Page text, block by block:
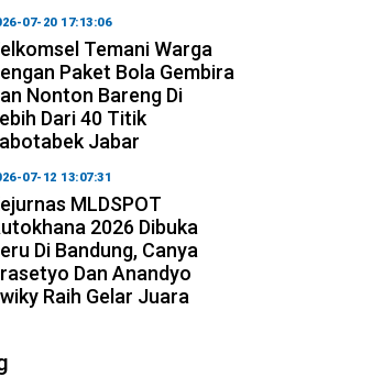
07-20 17:13:06
Temani Warga
Paket Bola Gembira
Nonton Bareng Di
Dari 40 Titik
Jabar
07-12 13:07:31
MLDSPOT
2026 Dibuka
Di Bandung, Canya
Dan Anandyo
Raih Gelar Juara